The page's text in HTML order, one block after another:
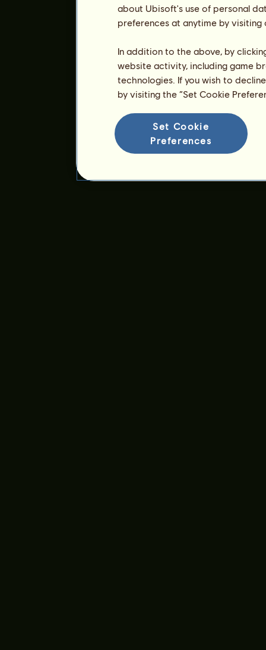
about Ubisoft's use of personal
preferences at anytime by
In addition to the above, by
website activity, including game
technologies. If you wish to
by visiting the “Set Cookie
Set Cookie
Preferences